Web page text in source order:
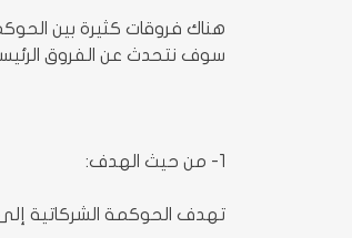
هناك فروقات كثيرة بين
سوف نتحدث عن الفروق
1- من حيث الهدف:
تهدف الحوكمة الشركاتية